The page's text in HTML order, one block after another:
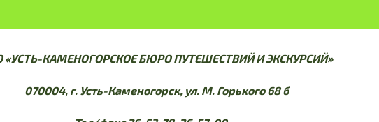
«УСТЬ-КАМЕНОГОРСКОЕ БЮРО ПУТЕШЕСТВИЙ И ЭКСКУРСИЙ»
070004, г. Усть-Каменогорск, ул. М. Горького 68 б